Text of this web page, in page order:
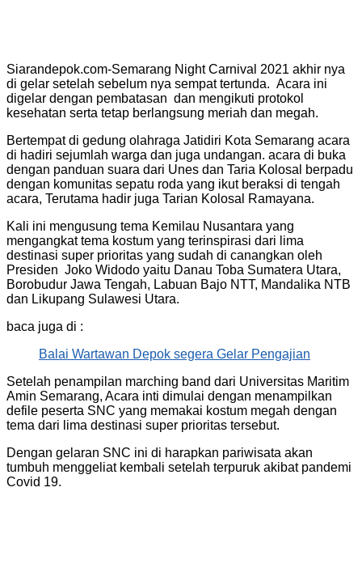
Siarandepok.com-Semarang Night Carnival 2021 akhir nya
di gelar setelah sebelum nya sempat tertunda. Acara ini
digelar dengan pembatasan dan mengikuti protokol
kesehatan serta tetap berlangsung meriah dan megah.
Bertempat di gedung olahraga Jatidiri Kota Semarang acara
di hadiri sejumlah warga dan juga undangan. acara di buka
dengan panduan suara dari Unes dan Taria Kolosal berpadu
dengan komunitas sepatu roda yang ikut beraksi di tengah
acara, Terutama hadir juga Tarian Kolosal Ramayana.
Kali ini mengusung tema Kemilau Nusantara yang
mengangkat tema kostum yang terinspirasi dari lima
destinasi super prioritas yang sudah di canangkan oleh
Presiden Joko Widodo yaitu Danau Toba Sumatera Utara,
Borobudur Jawa Tengah, Labuan Bajo NTT, Mandalika NTB
dan Likupang Sulawesi Utara.
baca juga di :
Balai Wartawan Depok segera Gelar Pengajian
Setelah penampilan marching band dari Universitas Maritim
Amin Semarang, Acara inti dimulai dengan menampilkan
defile peserta SNC yang memakai kostum megah dengan
tema dari lima destinasi super prioritas tersebut.
Dengan gelaran SNC ini di harapkan pariwisata akan
tumbuh menggeliat kembali setelah terpuruk akibat pandemi
Covid 19.